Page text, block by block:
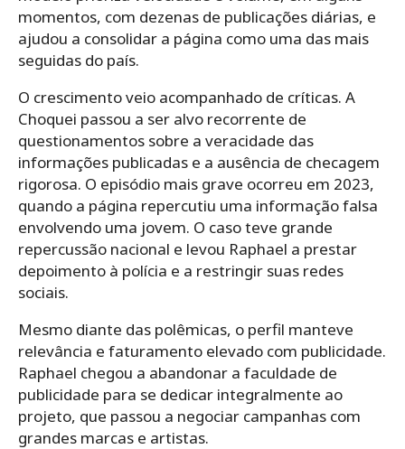
momentos, com dezenas de publicações diárias, e
ajudou a consolidar a página como uma das mais
seguidas do país.
O crescimento veio acompanhado de críticas. A
Choquei passou a ser alvo recorrente de
questionamentos sobre a veracidade das
informações publicadas e a ausência de checagem
rigorosa. O episódio mais grave ocorreu em 2023,
quando a página repercutiu uma informação falsa
envolvendo uma jovem. O caso teve grande
repercussão nacional e levou Raphael a prestar
depoimento à polícia e a restringir suas redes
sociais.
Mesmo diante das polêmicas, o perfil manteve
relevância e faturamento elevado com publicidade.
Raphael chegou a abandonar a faculdade de
publicidade para se dedicar integralmente ao
projeto, que passou a negociar campanhas com
grandes marcas e artistas.